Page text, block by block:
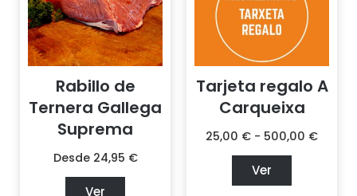
Rabillo de
Ternera Gallega
Suprema
Desde 24,95 €
Ver
Tarjeta regalo A
Carqueixa
25,00 € - 500,00 €
Ver